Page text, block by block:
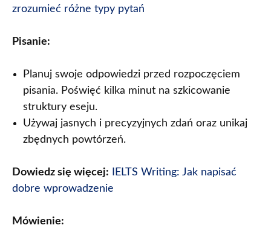
zrozumieć różne typy pytań
Pisanie:
Planuj swoje odpowiedzi przed rozpoczęciem
pisania. Poświęć kilka minut na szkicowanie
struktury eseju.
Używaj jasnych i precyzyjnych zdań oraz unikaj
zbędnych powtórzeń.
Dowiedz się więcej: IELTS Writing: Jak napisać
dobre wprowadzenie
Mówienie: